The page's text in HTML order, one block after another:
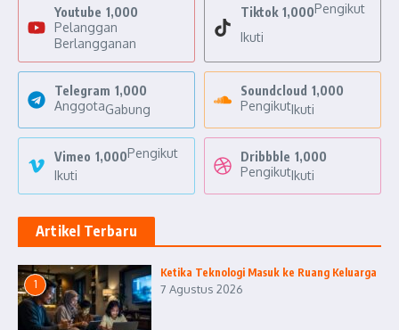
Youtube 1,000
Pelanggan
Berlangganan
Tiktok 1,000Pengikut
Ikuti
Telegram 1,000
AnggotaGabung
Soundcloud 1,000
PengikutIkuti
Vimeo 1,000Pengikut
Ikuti
Dribbble 1,000
PengikutIkuti
Artikel Terbaru
1
Ketika Teknologi Masuk ke Ruang Keluarga
7 Agustus 2026